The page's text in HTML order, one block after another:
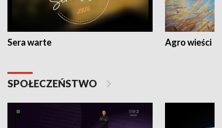
Sera warte Agro wieści
SPOŁECZEŃSTWO